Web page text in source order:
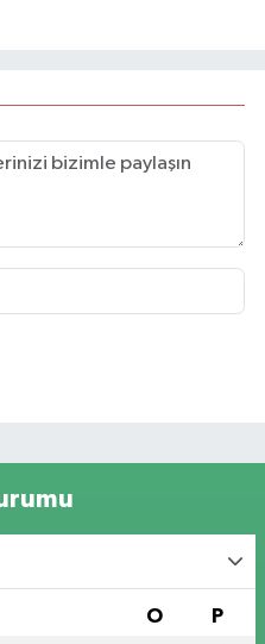
O P